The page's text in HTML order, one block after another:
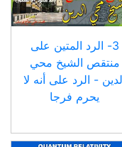
3- الرد المتين على
منتقص الشيخ محي
- الرد على أنه لا
يحرم فرجا